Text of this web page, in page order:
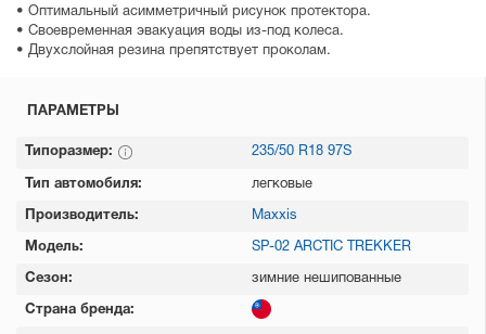
• Оптимальный асимметричный рисунок протектора.
• Своевременная эвакуация воды из-под колеса.
• Двухслойная резина препятствует проколам.
ПАРАМЕТРЫ
Типоразмер: 235/50 R18 97S
Тип автомобиля: легковые
Производитель: Maxxis
Модель: SP-02 ARCTIC TREKKER
Сезон: зимние нешипованные
Страна бренда: